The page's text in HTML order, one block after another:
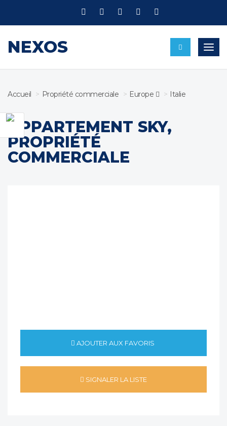
NEXOS
Accueil Propriété commerciale Europe  Italie
APPARTEMENT SKY,
PROPRIÉTÉ
COMMERCIALE
AJOUTER AUX FAVORIS
SIGNALER LA LISTE